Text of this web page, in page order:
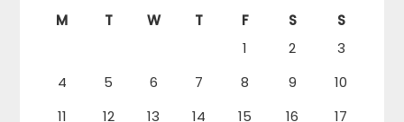
M T W T F S
S
1
2
3
4
5 6 7 8 9
10
11
12 13 14 15 16
17